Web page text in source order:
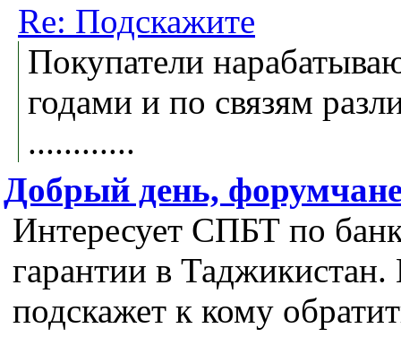
Re: Подскажите
Покупатели
годами и по связям
............
Добрый день,
Интересует СПБТ по
гарантии в Таджикистан.
подскажет к кому